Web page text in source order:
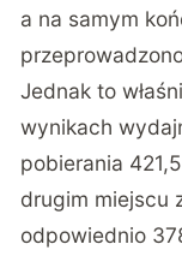
a na samym
Jednak to
wynikach
pobierania
drugim miejscu
odpowiednio